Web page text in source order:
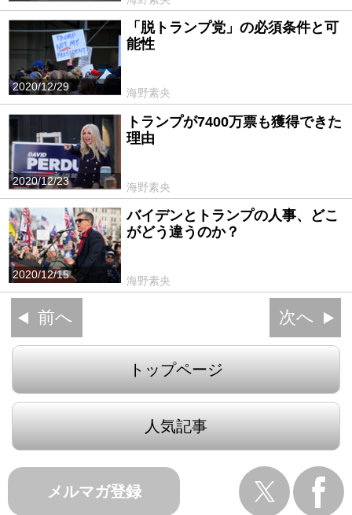
2020/12/29
「脱トランプ党」の必須条件と可
能性
海野素央
2020/12/23
トランプが7400万票も獲得できた
理由
海野素央
2020/12/15
バイデンとトランプの人事、どこ
がどう違うのか？
海野素央
前へ 次へ
トップページ
人気記事
メルマガ登録